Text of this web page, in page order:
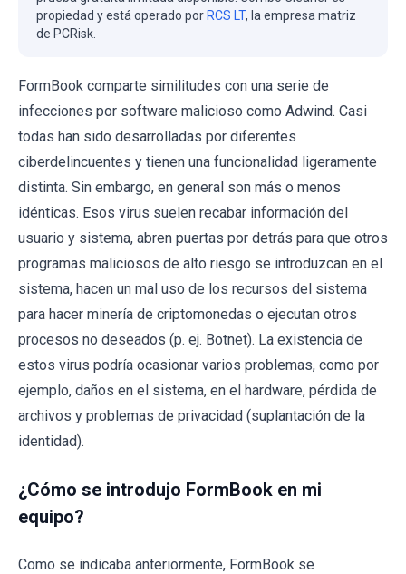
propiedad y está operado porRCS LT, la empresa matriz
de PCRisk.
FormBook comparte similitudes con una serie de
infecciones por software malicioso como Adwind. Casi
todas han sido desarrolladas por diferentes
ciberdelincuentes y tienen una funcionalidad ligeramente
distinta. Sin embargo, en general son más o menos
idénticas. Esos virus suelen recabar información del
usuario y sistema, abren puertas por detrás para que otros
programas maliciosos de alto riesgo se introduzcan en el
sistema, hacen un mal uso de los recursos del sistema
para hacer minería de criptomonedas o ejecutan otros
procesos no deseados (p. ej. Botnet). La existencia de
estos virus podría ocasionar varios problemas, como por
ejemplo, daños en el sistema, en el hardware, pérdida de
archivos y problemas de privacidad (suplantación de la
identidad).
¿Cómo se introdujo FormBook en mi
equipo?
Como se indicaba anteriormente, FormBook se